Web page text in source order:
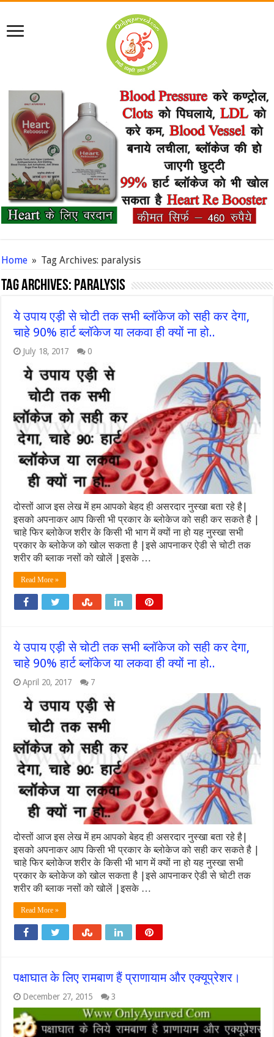
Home » Tag Archives: paralysis
Tag Archives: paralysis
ये उपाय एड़ी से चोटी तक सभी ब्लॉकेज को सही कर देगा,
चाहे 90% हार्ट ब्लॉकेज या लकवा ही क्यों ना हो..
July 18, 2017 0
दोस्तों आज इस लेख में हम आपको बेहद ही असरदार नुस्खा बता रहे है|
इसको अपनाकर आप किसी भी प्रकार के ब्लोकेज को सही कर सकते है |
चाहे फिर ब्लोकेज शरीर के किसी भी भाग में क्यों ना हो यह नुस्खा सभी
प्रकार के ब्लोकेज को खोल सकता है |इसे आपनाकर ऐडी से चोटी तक
शरीर की ब्लाक नसों को खोलें |इसके …
Read More »
ये उपाय एड़ी से चोटी तक सभी ब्लॉकेज को सही कर देगा,
चाहे 90% हार्ट ब्लॉकेज या लकवा ही क्यों ना हो..
April 20, 2017 7
दोस्तों आज इस लेख में हम आपको बेहद ही असरदार नुस्खा बता रहे है|
इसको अपनाकर आप किसी भी प्रकार के ब्लोकेज को सही कर सकते है |
चाहे फिर ब्लोकेज शरीर के किसी भी भाग में क्यों ना हो यह नुस्खा सभी
प्रकार के ब्लोकेज को खोल सकता है |इसे आपनाकर ऐडी से चोटी तक
शरीर की ब्लाक नसों को खोलें |इसके …
Read More »
पक्षाघात के लिए रामबाण हैं प्राणायाम और एक्यूप्रेशर।
December 27, 2015 3